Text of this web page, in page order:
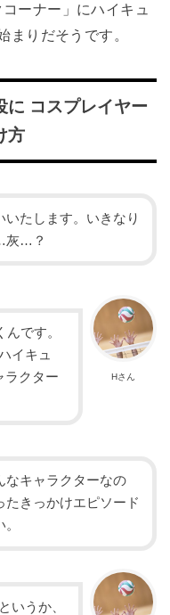
ーナー」にハイキュ
まりだそうです。
に コスプレイヤー
方
たします。いきなり
灰…？
Hさん
です。
イキュ
ラクター
なキャラクターなの
たきっかけエピソード
いうか、